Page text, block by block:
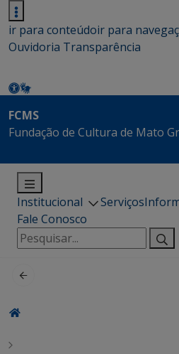
ir para conteúdoir para
Ouvidoria Transparência
FCMS
Fundação de Cultura de Mato
Institucional Serviços
Fale Conosco
Pesquisar
por: